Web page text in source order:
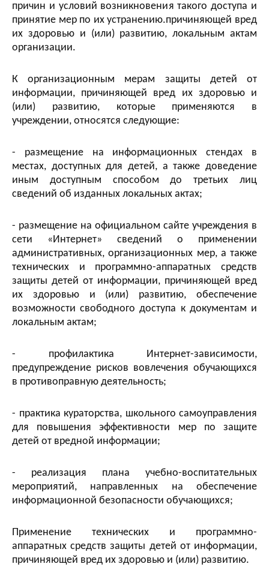
причин и условий возникновения такого доступа и
принятие мер по их устранению.причиняющей вред
их здоровью и (или) развитию, локальным актам
организации.
К организационным мерам защиты детей от
информации, причиняющей вред их здоровью и
(или) развитию, которые применяются в
учреждении, относятся следующие:
- размещение на информационных стендах в
местах, доступных для детей, а также доведение
иным доступным способом до третьих лиц
сведений об изданных локальных актах;
- размещение на официальном сайте учреждения в
сети «Интернет» сведений о применении
административных, организационных мер, а также
технических и программно-аппаратных средств
защиты детей от информации, причиняющей вред
их здоровью и (или) развитию, обеспечение
возможности свободного доступа к документам и
локальным актам;
- профилактика Интернет-зависимости,
предупреждение рисков вовлечения обучающихся
в противоправную деятельность;
- практика кураторства, школьного самоуправления
для повышения эффективности мер по защите
детей от вредной информации;
- реализация плана учебно-воспитательных
мероприятий, направленных на обеспечение
информационной безопасности обучающихся;
Применение технических и программно-
аппаратных средств защиты детей от информации,
причиняющей вред их здоровью и (или) развитию.